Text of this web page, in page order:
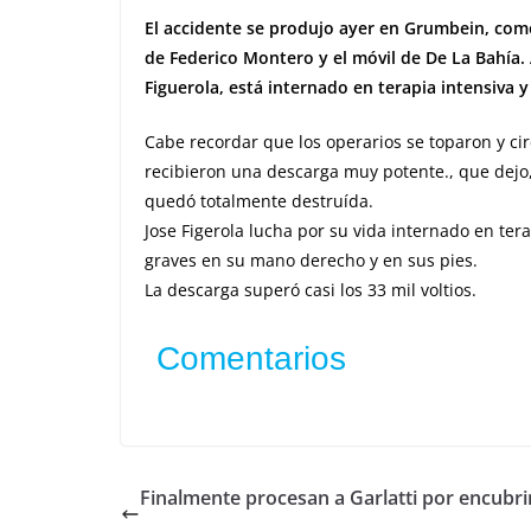
El accidente se produjo ayer en Grumbein,
de Federico Montero y el móvil de De La
Figuerola, está internado en terapia intensiva
Cabe recordar que los operarios se toparon y
recibieron una descarga muy potente., que
quedó totalmente destruída.
Jose Figerola lucha por su vida internado en
graves en su mano derecho y en sus pies.
La descarga superó casi los 33 mil voltios.
Comentarios
Finalmente procesan a Garlatti por